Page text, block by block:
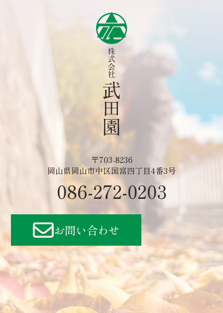
〒703-8236
岡山県岡山市中区国富四丁目4番3号
086-272-0203
お問い合わせ